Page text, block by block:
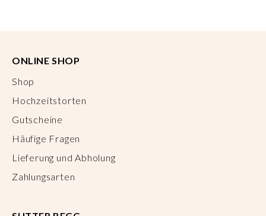
ONLINE SHOP
Shop
Hochzeitstorten
Gutscheine
Häufige Fragen
Lieferung und Abholung
Zahlungsarten